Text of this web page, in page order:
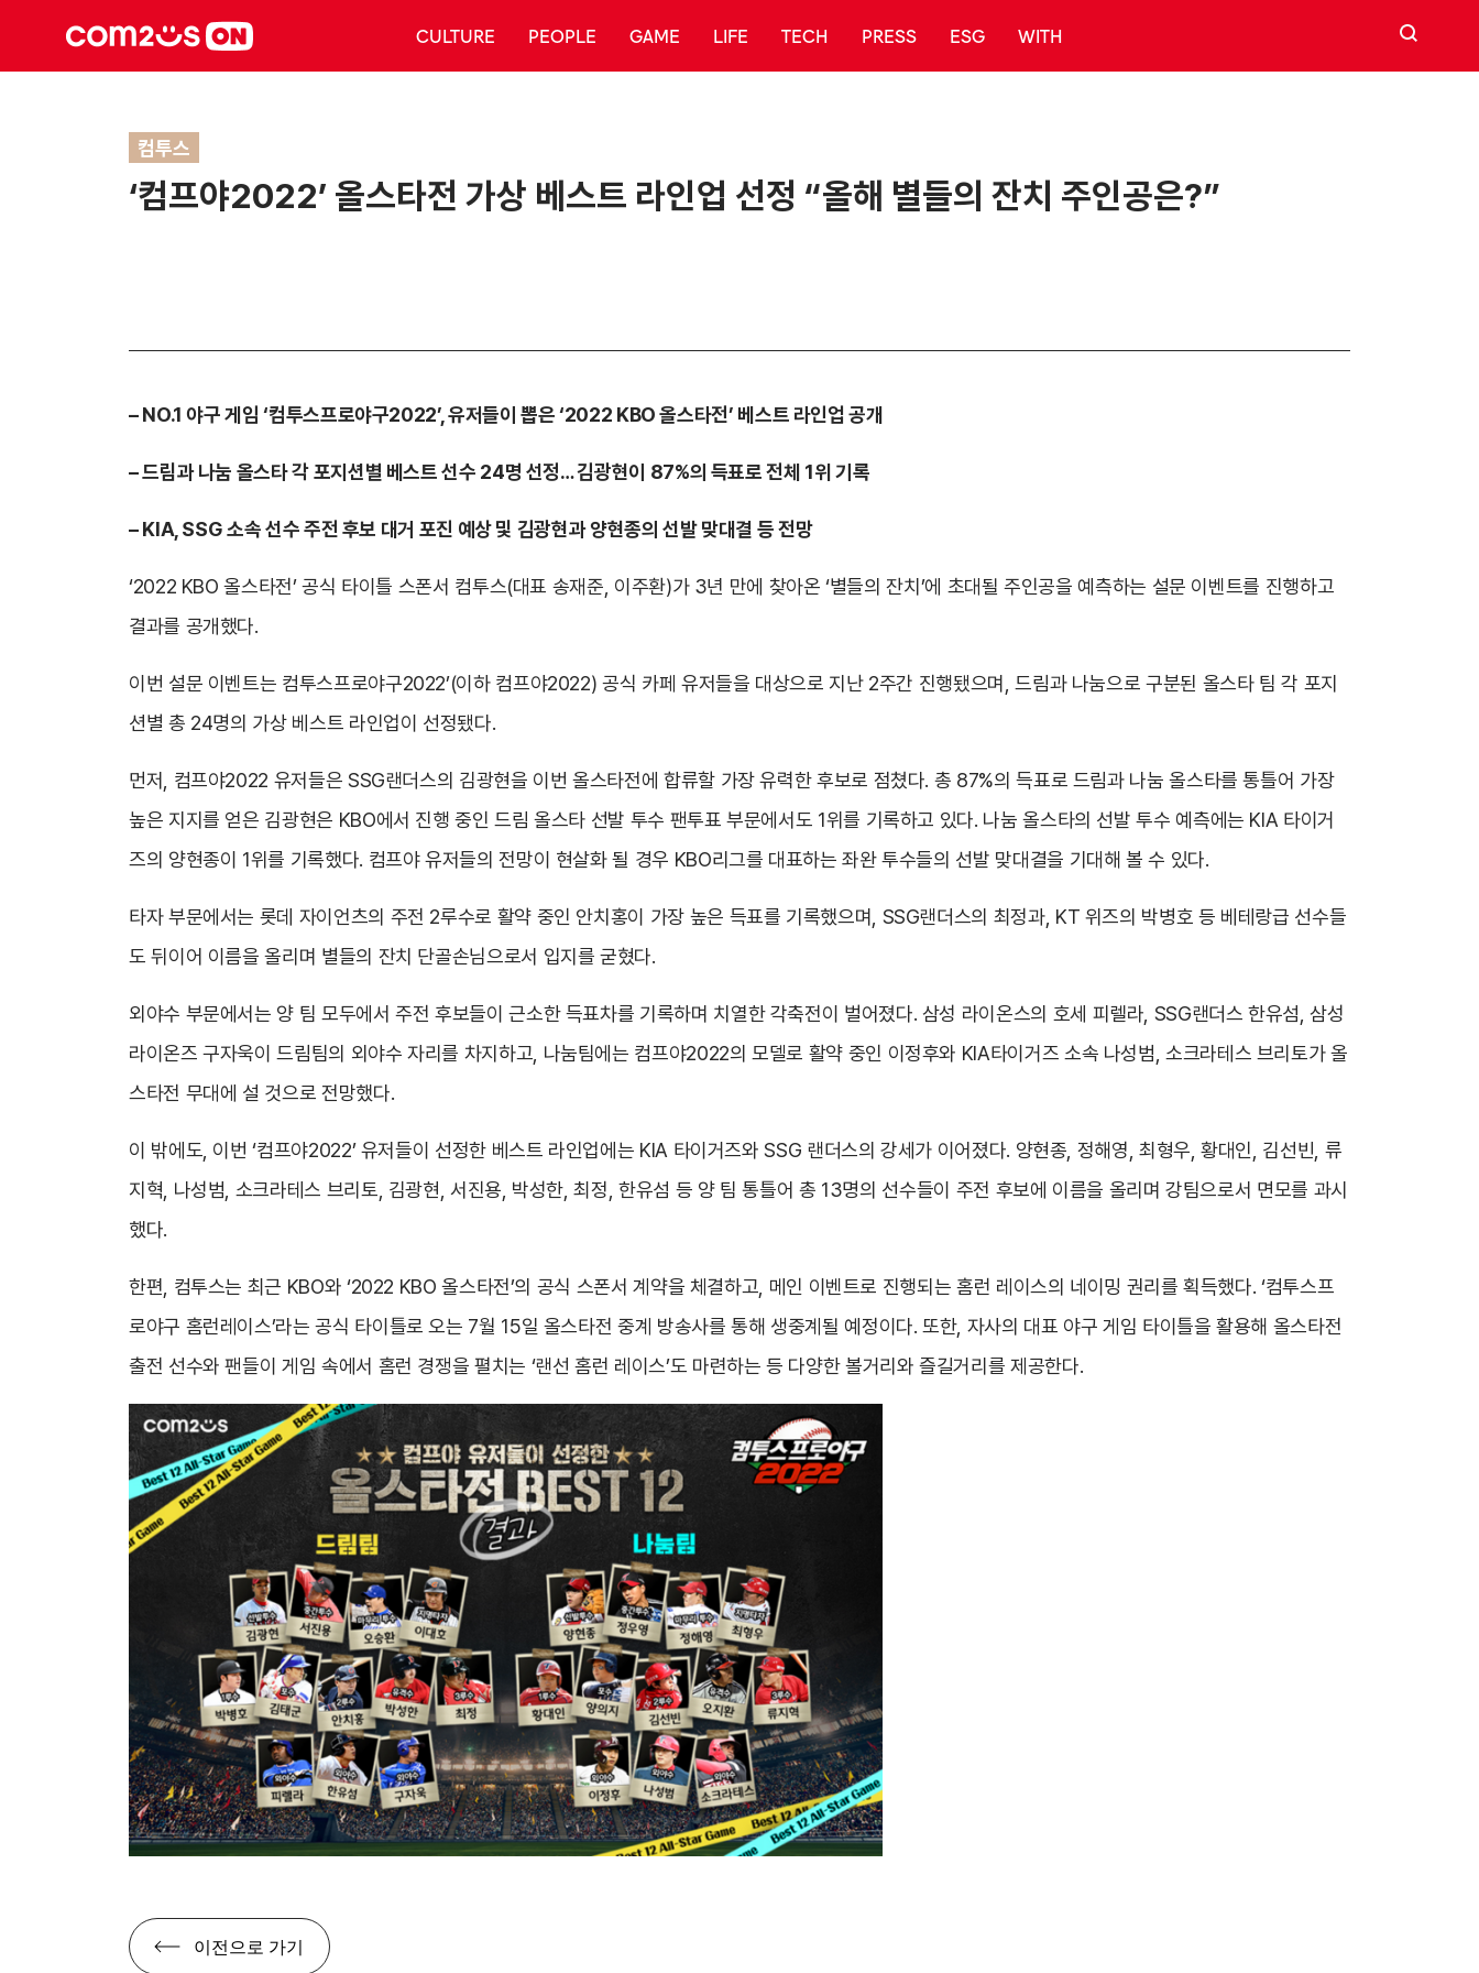
CULTURE PEOPLE GAME LIFE TECH PRESS ESG WITH 검색
컴투스
‘컴프야2022’ 올스타전 가상 베스트 라인업 선정 “올해 별들의 잔치 주인공은?”
– NO.1 야구 게임 ‘컴투스프로야구2022’, 유저들이 뽑은 ‘2022 KBO 올스타전’ 베스트 라인업 공개
– 드림과 나눔 올스타 각 포지션별 베스트 선수 24명 선정… 김광현이 87%의 득표로 전체 1위 기록
– KIA, SSG 소속 선수 주전 후보 대거 포진 예상 및 김광현과 양현종의 선발 맞대결 등 전망
‘2022 KBO 올스타전’ 공식 타이틀 스폰서 컴투스(대표 송재준, 이주환)가 3년 만에 찾아온 ‘별들의 잔치’에 초대될 주인공을 예측하는 설문 이벤트를 진행하고
결과를 공개했다.
이번 설문 이벤트는 컴투스프로야구2022’(이하 컴프야2022) 공식 카페 유저들을 대상으로 지난 2주간 진행됐으며, 드림과 나눔으로 구분된 올스타 팀 각 포지
션별 총 24명의 가상 베스트 라인업이 선정됐다.
먼저, 컴프야2022 유저들은 SSG랜더스의 김광현을 이번 올스타전에 합류할 가장 유력한 후보로 점쳤다. 총 87%의 득표로 드림과 나눔 올스타를 통틀어 가장
높은 지지를 얻은 김광현은 KBO에서 진행 중인 드림 올스타 선발 투수 팬투표 부문에서도 1위를 기록하고 있다. 나눔 올스타의 선발 투수 예측에는 KIA 타이거
즈의 양현종이 1위를 기록했다. 컴프야 유저들의 전망이 현살화 될 경우 KBO리그를 대표하는 좌완 투수들의 선발 맞대결을 기대해 볼 수 있다.
타자 부문에서는 롯데 자이언츠의 주전 2루수로 활약 중인 안치홍이 가장 높은 득표를 기록했으며, SSG랜더스의 최정과, KT 위즈의 박병호 등 베테랑급 선수들
도 뒤이어 이름을 올리며 별들의 잔치 단골손님으로서 입지를 굳혔다.
외야수 부문에서는 양 팀 모두에서 주전 후보들이 근소한 득표차를 기록하며 치열한 각축전이 벌어졌다. 삼성 라이온스의 호세 피렐라, SSG랜더스 한유섬, 삼성
라이온즈 구자욱이 드림팀의 외야수 자리를 차지하고, 나눔팀에는 컴프야2022의 모델로 활약 중인 이정후와 KIA타이거즈 소속 나성범, 소크라테스 브리토가 올
스타전 무대에 설 것으로 전망했다.
이 밖에도, 이번 ‘컴프야2022’ 유저들이 선정한 베스트 라인업에는 KIA 타이거즈와 SSG 랜더스의 강세가 이어졌다. 양현종, 정해영, 최형우, 황대인, 김선빈, 류
지혁, 나성범, 소크라테스 브리토, 김광현, 서진용, 박성한, 최정, 한유섬 등 양 팀 통틀어 총 13명의 선수들이 주전 후보에 이름을 올리며 강팀으로서 면모를 과시
했다.
한편, 컴투스는 최근 KBO와 ‘2022 KBO 올스타전’의 공식 스폰서 계약을 체결하고, 메인 이벤트로 진행되는 홈런 레이스의 네이밍 권리를 획득했다. ‘컴투스프
로야구 홈런레이스’라는 공식 타이틀로 오는 7월 15일 올스타전 중계 방송사를 통해 생중계될 예정이다. 또한, 자사의 대표 야구 게임 타이틀을 활용해 올스타전
출전 선수와 팬들이 게임 속에서 홈런 경쟁을 펼치는 ‘랜선 홈런 레이스’도 마련하는 등 다양한 볼거리와 즐길거리를 제공한다.
이전으로 가기